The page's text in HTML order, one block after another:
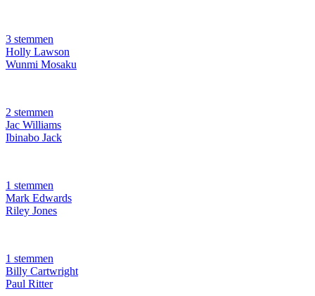
3 stemmen
Holly Lawson
Wunmi Mosaku
2 stemmen
Jac Williams
Ibinabo Jack
1 stemmen
Mark Edwards
Riley Jones
1 stemmen
Billy Cartwright
Paul Ritter